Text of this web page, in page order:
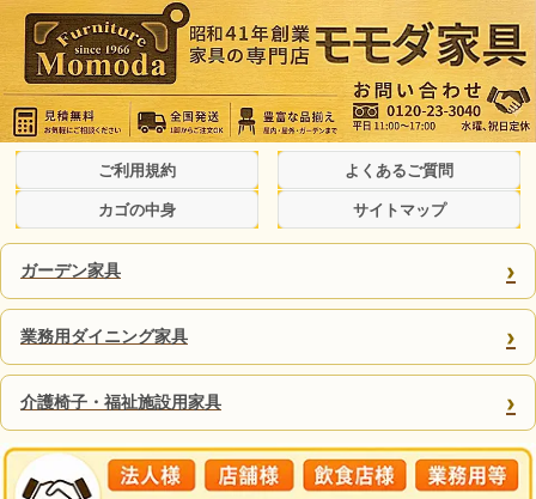
ご利用規約 よくあるご質問
カゴの中身 サイトマップ
ガーデン家具 ›
業務用ダイニング家具 ›
介護椅子・福祉施設用家具 ›